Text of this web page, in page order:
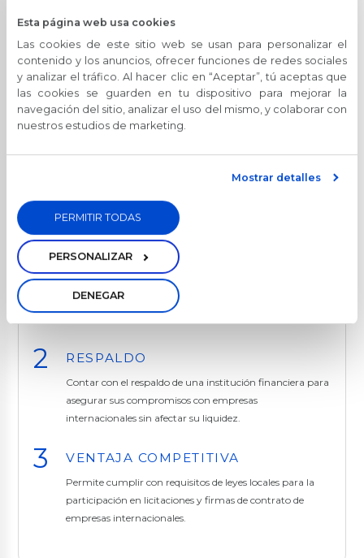
Esta página web usa cookies
Las cookies de este sitio web se usan para personalizar el
contenido y los anuncios, ofrecer funciones de redes sociales
y analizar el tráfico. Al hacer clic en “Aceptar”, tú aceptas que
las cookies se guarden en tu dispositivo para mejorar la
navegación del sitio, analizar el uso del mismo, y colaborar con
nuestros estudios de marketing.
Mostrar detalles
PERMITIR TODAS
PERSONALIZAR
DENEGAR
BGR Invierte
Servicios
Seguros
Transferencias
Pago de servicios
Pago Colegios Militares
Tarjetas de Crédito
BGR Visa
Nuestras Tarjetas
Avance de Efectivo
Promociones
Seguros
Noticias
Beneficios
CONFIANZA
Documento seguro y confiable en caso de
RESPALDO
Contar con el respaldo de una institución financiera para
asegurar sus compromisos con empresas
internacionales sin afectar su liquidez.
VENTAJA COMPETITIVA
Permite cumplir con requisitos de leyes locales para la
participación en licitaciones y firmas de contrato de
empresas internacionales.